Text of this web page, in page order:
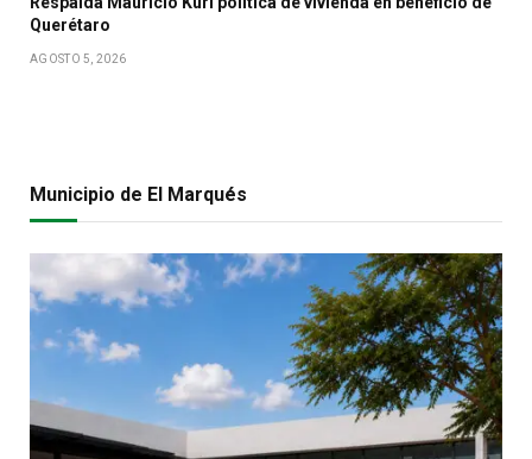
Querétaro
AGOSTO 5, 2026
Municipio de El Marqués